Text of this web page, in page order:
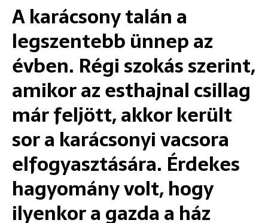
A karácsony talán a
legszentebb ünnep az
évben. Régi szokás szerint,
amikor az esthajnal csillag
már feljött, akkor került
sor a karácsonyi vacsora
elfogyasztására. Érdekes
hagyomány volt, hogy
ilyenkor a gazda a ház